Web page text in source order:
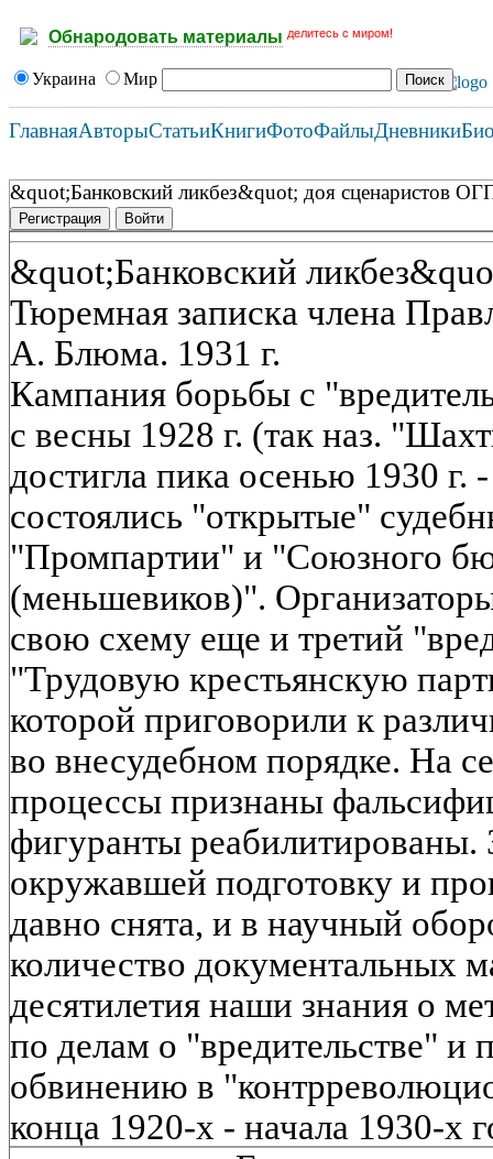
Обнародовать материалы делитесь с миром!
Украина Мир
ГлавнаяАвторыСтатьиКнигиФотоФайлыДневники
&quot;Банковский ликбез&quot; доя сценаристов
Регистрация Войти
&quot;Банковский
Тюремная записка члена
А. Блюма. 1931 г.
Кампания борьбы с
с весны 1928 г. (так наз.
достигла пика осенью 1930 г.
состоялись "открытые"
"Промпартии" и "Союзного
(меньшевиков)".
свою схему еще и третий
"Трудовую крестьянскую
которой приговорили к
во внесудебном порядке. На
процессы признаны
фигуранты реабилитированы.
окружавшей подготовку и
давно снята, и в научный
количество документальных
десятилетия наши знания о
по делам о "вредительстве" и
обвинению в
конца 1920-х - начала 1930-х